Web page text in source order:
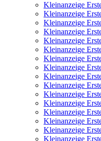
Kleinanzeige
Kleinanzeige
Kleinanzeige
Kleinanzeige
Kleinanzeige
Kleinanzeige
Kleinanzeige
Kleinanzeige
Kleinanzeige
Kleinanzeige
Kleinanzeige
Kleinanzeige
Kleinanzeige
Kleinanzeige
Kleinanzeige
Kleinanzeige